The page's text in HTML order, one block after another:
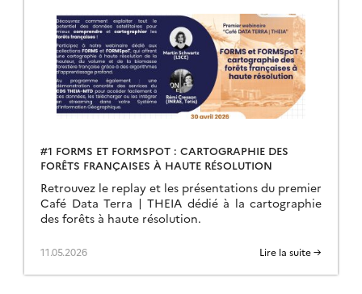
#1 FORMS ET FORMSPOT : CARTOGRAPHIE DES
FORÊTS FRANÇAISES À HAUTE RÉSOLUTION
Retrouvez le replay et les présentations du premier
Café Data Terra | THEIA dédié à la cartographie
des forêts à haute résolution.
11.05.2026 Lire la suite →